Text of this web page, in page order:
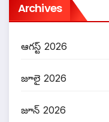
Archives
ఆగస్ట్ 2026
జూలై 2026
జూన్ 2026